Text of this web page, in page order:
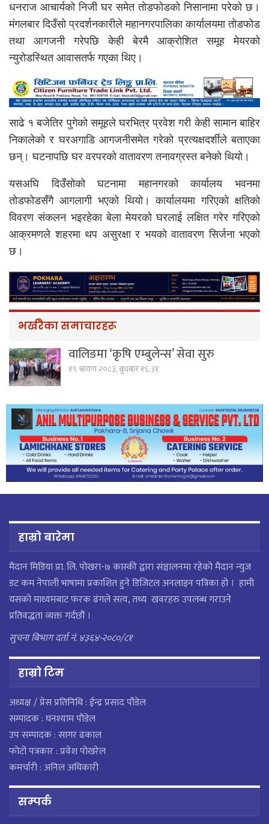
धनराज आचार्यको निजी घर समेत तोडफोडको निसानामा परेको छ।
मंगलबार दिउँसो प्रदर्शनकारीले महानगरपालिका कार्यालयमा तोडफोड
तथा आगजनी गरेपछि केही बेरमै आक्रोशित समूह मेयरको
न्युरोडस्थित आवासतर्फ गएका थिए।
साढे १ बजेतिर पुगेको समूहले घरभित्र प्रवेश गरी केही सामान बाहिर
निकालेको र घरअगाडि आगजनीसमेत गरेको प्रत्यक्षदर्शीले बताएका
छन्। घटनापछि घर वरपरको वातावरण तनावग्रस्त बनेको थियो।
यसअघि दिउँसोको घटनामा महानगरको कार्यालय भवनमा
तोडफोडसँगै आगलागी भएको थियो। कार्यालयमा गरिएको क्षतिको
विवरण संकलन भइरहेका बेला मेयरको घरलाई लक्षित गरेर गरिएको
आक्रमणले शहरमा थप असुरक्षा र भयको वातावरण सिर्जना भएको
छ।
भर्खरैका समाचारहरू
वालिङमा ‘कृषि एम्बुलेन्स’ सेवा सुरु
१९ श्रावण २०८३, बुधबार १६:३१
हाम्रो बारेमा
मैदान मिडिया प्रा. लि. पाेखरा-७ कास्की द्वारा संञ्चालनमा रहेको मैदान न्युज
डट कम नेपाली भाषामा प्रकाशित हुने डिजिटल अनलाइन पत्रिका हो । हामी
यसको माध्यमबाट फरक ढंगले सत्य, तथ्य खवरहरु उपलब्ध गराउने
प्रतिवद्धता व्यक्त गर्दछौं ।
सुचना बिभाग दर्ता नं. ४३६४-२०८०/८१
हाम्राे टिम
अध्यक्ष / प्रेस प्रतिनिधि : ईन्द्र प्रसाद पौडेल
सम्पादक : घनश्याम पौडेल
उप सम्पादक : सागर ढकाल
फोटो पत्रकार : प्रवेश पोखरेल
कमर्चारी : अनिल अधिकारी
सम्पर्क